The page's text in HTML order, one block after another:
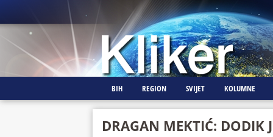
BIH REGION SVIJET KOLUMNE
DRAGAN MEKTIĆ: DODIK